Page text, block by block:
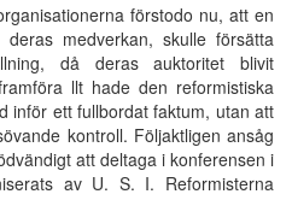
förstodo nu, att en
medverkan, skulle försätta
då deras auktoritet blivit
llt hade den reformistiska
inför ett fullbordat faktum, utan att
kontroll. Följaktligen ansåg
att deltaga i konferensen i
av U. S. I. Reformisterna